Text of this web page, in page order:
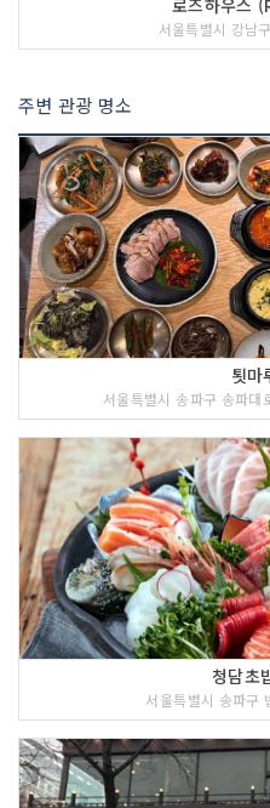
로즈하우스
서울특별시 강남
주변 관광 명소
툇마
서울특별시 송파구 송파
청담초
서울특별시 송파구